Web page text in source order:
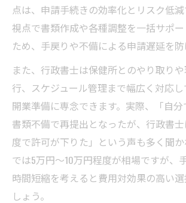
点は、申請手続きの効率化とリスク低
視点で書類作成や各種調整を一括サポ
ため、手戻りや不備による申請遅延を防
また、行政書士は保健所とのやり取り
行、スケジュール管理まで幅広く対応し
開業準備に専念できます。実際、「自
書類不備で再提出となったが、行政書
度で許可が下りた」という声も多く聞
では5万円～10万円程度が相場ですが、
時間短縮を考えると費用対効果の高い
しょう。